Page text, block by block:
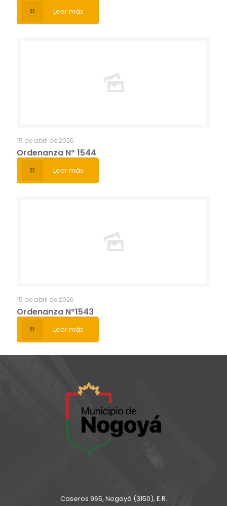
Leer más
15 de abril de 2026
Ordenanza Nº 1544
Leer más
15 de abril de 2026
Ordenanza Nº1543
Leer más
Caseros 965, Nogoyá (3150), E.R.